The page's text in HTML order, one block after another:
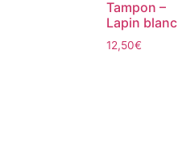
Tampon –
Lapin blanc
12,50€